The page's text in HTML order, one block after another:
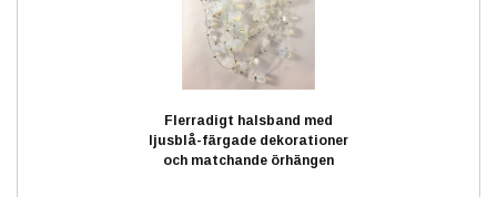
Flerradigt halsband med
ljusblå-färgade dekorationer
och matchande örhängen